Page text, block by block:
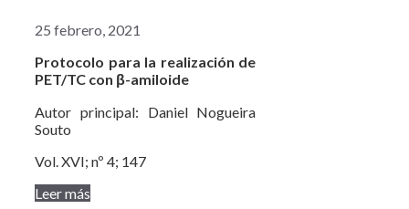
25 febrero, 2021
Protocolo para la realización de
PET/TC con β-amiloide
Autor principal: Daniel Nogueira
Souto
Vol. XVI; nº 4; 147
Leer más